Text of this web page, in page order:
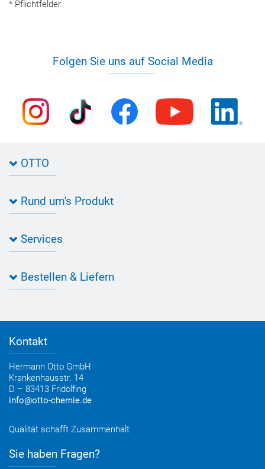
* Pflichtfelder
Folgen Sie uns auf Social Media
OTTO
Bau Newsletter
Presse
Jobs
Referenzen
Rund um's Produkt
Farbvielfalt
Informationen zu Prüfzeichen
Services
Farbempfehlungen
Verbrauchsrechner
Medienportal
Bestellen & Liefern
Bestelloptionen
Elektronischer Rechnungsversand
Entsorgung & Verpackungsrücknahme
Kontakt
Hermann Otto GmbH
Krankenhausstr. 14
D – 83413 Fridolfing
info@otto-chemie.de
Qualität schafft Zusammenhalt
Sie haben Fragen?